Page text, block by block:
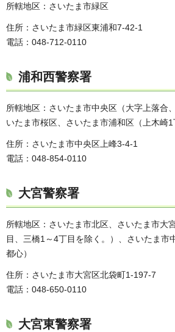
所轄地区：さいたま市緑区
住所：さいたま市緑区東浦和7-42-1
電話：048-712-0110
浦和西警察署
所轄地区：さいたま市中央区（大字上落合
いたま市桜区、さいたま市浦和区（上木崎1
住所：さいたま市中央区上峰3-4-1
電話：048-854-0110
大宮警察署
所轄地区：さいたま市北区、さいたま市大
目、三橋1～4丁目を除く。）、さいたま市
都心）
住所：さいたま市大宮区北袋町1-197-7
電話：048-650-0110
大宮東警察署